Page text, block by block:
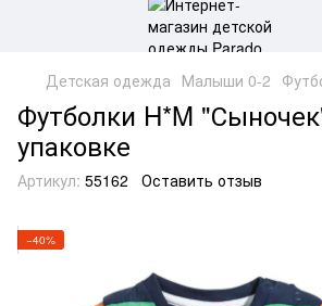
Детская одежда Малыши 0-2
Футболки H*M
упаковке
Артикул: 55162 Оставить отзыв
−40%